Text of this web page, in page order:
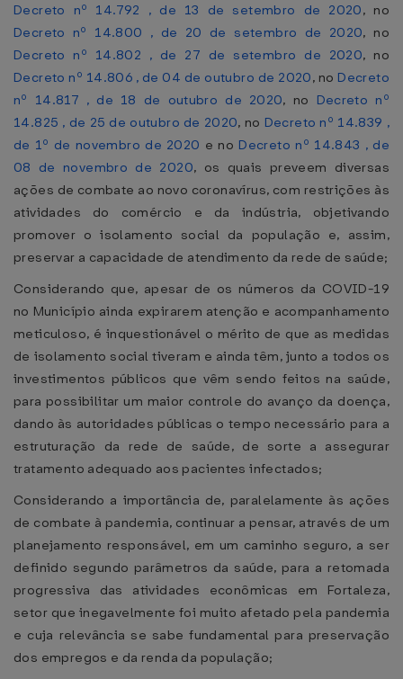
Decreto nº 14.792 , de 13 de setembro de 2020, no
Decreto nº 14.800 , de 20 de setembro de 2020, no
Decreto nº 14.802 , de 27 de setembro de 2020, no
Decreto nº 14.806 , de 04 de outubro de 2020, no Decreto
nº 14.817 , de 18 de outubro de 2020, no Decreto nº
14.825 , de 25 de outubro de 2020, no Decreto nº 14.839 ,
de 1º de novembro de 2020 e no Decreto nº 14.843 , de
08 de novembro de 2020, os quais preveem diversas
ações de combate ao novo coronavírus, com restrições às
atividades do comércio e da indústria, objetivando
promover o isolamento social da população e, assim,
preservar a capacidade de atendimento da rede de saúde;
Considerando que, apesar de os números da COVID-19
no Município ainda expirarem atenção e acompanhamento
meticuloso, é inquestionável o mérito de que as medidas
de isolamento social tiveram e ainda têm, junto a todos os
investimentos públicos que vêm sendo feitos na saúde,
para possibilitar um maior controle do avanço da doença,
dando às autoridades públicas o tempo necessário para a
estruturação da rede de saúde, de sorte a assegurar
tratamento adequado aos pacientes infectados;
Considerando a importância de, paralelamente às ações
de combate à pandemia, continuar a pensar, através de um
planejamento responsável, em um caminho seguro, a ser
definido segundo parâmetros da saúde, para a retomada
progressiva das atividades econômicas em Fortaleza,
setor que inegavelmente foi muito afetado pela pandemia
e cuja relevância se sabe fundamental para preservação
dos empregos e da renda da população;